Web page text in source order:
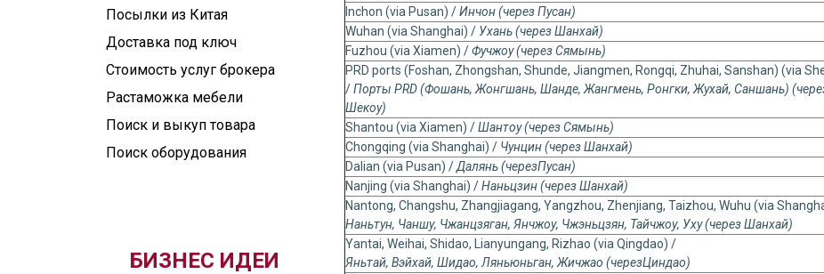
Посылки из Китая
Доставка под ключ
Стоимость услуг брокера
Растаможка мебели
Поиск и выкуп товара
Поиск оборудования
БИЗНЕС ИДЕИ
Inchon (via Pusan) /Инчон (через Пусан)
Wuhan (via Shanghai) / Ухань (через Шанхай)
Fuzhou (via Xiamen) /Фучжоу (через Сямынь)
PRD ports (Foshan, Zhongshan, Shunde, Jiangmen, Rongqi, Zhuhai, Sanshan) (via
/Порты PRD(Фошань, Жонгшань, Шанде, Жангмень, Ронгки, Жухай, Саншань)
Шекоу)
Shantou (via Xiamen) /Шантоу (через Сямынь)
Chongqing (via Shanghai) / Чунцин (через Шанхай)
Dalian (via Pusan) /Далянь(черезПусан)
Nanjing (via Shanghai) /Наньцзин (через Шанхай)
Nantong, Changshu, Zhangjiagang, Yangzhou, Zhenjiang, Taizhou, Wuhu (via
Наньтун, Чаншу, Чжанцзяган, Янчжоу, Чжэньцзян, Тайчжоу, Уху (через Шанхай)
Yantai, Weihai, Shidao, Lianyungang, Rizhao (via Qingdao) /
Яньтай, Вэйхай, Шидао, Ляньюньган, Жичжао (черезЦиндао)